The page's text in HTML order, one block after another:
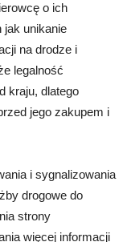
o ich
jak unikanie
na drodze i
legalność
kraju, dlatego
jego zakupem i
i sygnalizowania
drogowe do
strony
więcej informacji